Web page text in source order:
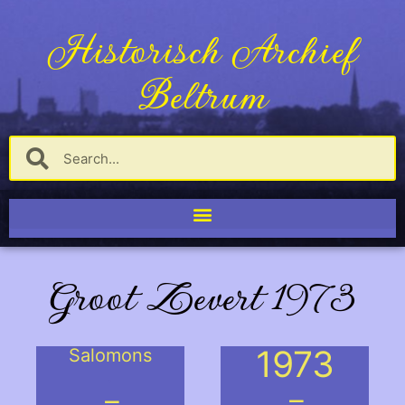
Historisch Archief
Beltrum
Groot Zevert 1973
Salomons
1973